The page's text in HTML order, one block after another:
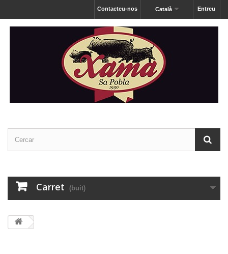
Entreu
Català
Contacteu-nos
Carret (buit)